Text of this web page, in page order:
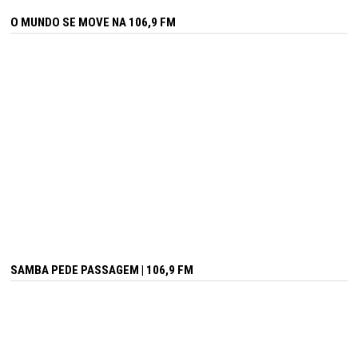
O MUNDO SE MOVE NA 106,9 FM
SAMBA PEDE PASSAGEM | 106,9 FM